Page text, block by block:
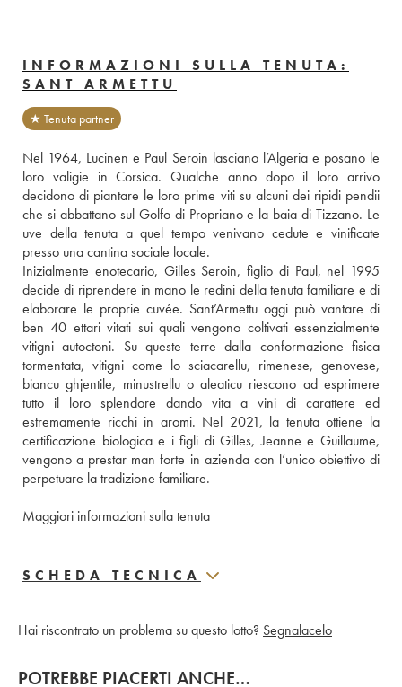
INFORMAZIONI SULLA TENUTA:
SANT ARMETTU
★ Tenuta partner
Nel 1964, Lucinen e Paul Seroin lasciano l’Algeria e posano le
loro valigie in Corsica. Qualche anno dopo il loro arrivo
decidono di piantare le loro prime viti su alcuni dei ripidi pendii
che si abbattano sul Golfo di Propriano e la baia di Tizzano. Le
uve della tenuta a quel tempo venivano cedute e vinificate
presso una cantina sociale locale.
Inizialmente enotecario, Gilles Seroin, figlio di Paul, nel 1995
decide di riprendere in mano le redini della tenuta familiare e di
elaborare le proprie cuvée. Sant’Armettu oggi può vantare di
ben 40 ettari vitati sui quali vengono coltivati essenzialmente
vitigni autoctoni. Su queste terre dalla conformazione fisica
tormentata, vitigni come lo sciacarellu, rimenese, genovese,
biancu ghjentile, minustrellu o aleaticu riescono ad esprimere
tutto il loro splendore dando vita a vini di carattere ed
estremamente ricchi in aromi. Nel 2021, la tenuta ottiene la
certificazione biologica e i figli di Gilles, Jeanne e Guillaume,
vengono a prestar man forte in azienda con l’unico obiettivo di
perpetuare la tradizione familiare.
Maggiori informazioni sulla tenuta
SCHEDA TECNICA
Hai riscontrato un problema su questo lotto? Segnalacelo
POTREBBE PIACERTI ANCHE…